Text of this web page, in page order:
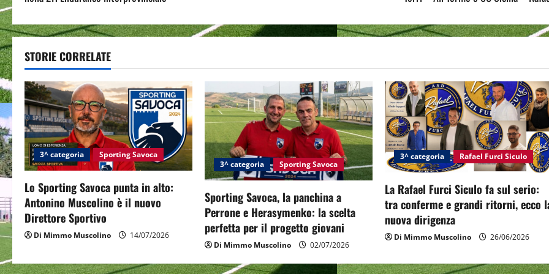
t
n
a
v
i
g
a
t
i
STORIE CORRELATE
3^ categoria Sporting Savoca
Lo Sporting Savoca punta in alto:
Antonino Muscolino è il nuovo
Direttore Sportivo
Di Mimmo Muscolino 14/07/2026
3^ categoria Sporting Savoca
Sporting Savoca, la panchina a
Perrone e Herasymenko: la scelta
perfetta per il progetto giovani
Di Mimmo Muscolino 02/07/2026
3^ categoria Rafael Furci Siculo
La Rafael Furci Siculo fa sul serio:
tra conferme e grandi ritorni, ecco
nuova dirigenza
Di Mimmo Muscolino 26/06/2026